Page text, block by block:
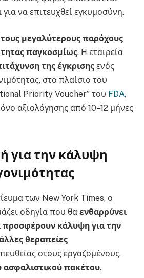
για να επιτευχθεί εγκυμοσύνη.
μεγαλύτερους παρόχους
παγκοσμίως. Η εταιρεία
της έγκρισης ενός
στο πλαίσιο του
Priority Voucher” του FDA,
αξιολόγησης από 10–12 μήνες
για την κάλυψη
των New York Times, ο
οδηγία που θα ενθαρρύνει
προσφέρουν κάλυψη για την
θεραπείες
στους εργαζομένους,
ασφαλιστικού πακέτου.